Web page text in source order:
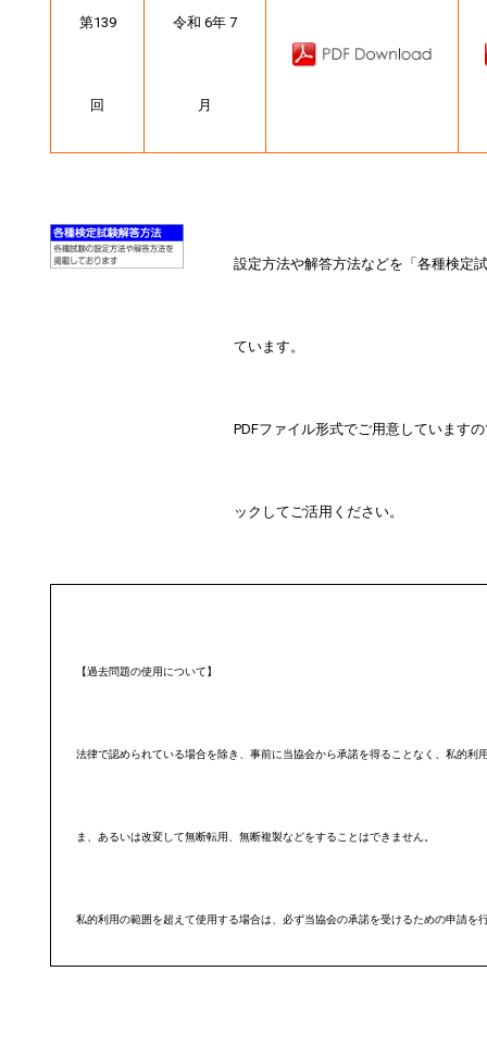
第139
回
令和 6年 7
月
設定方法や解答方法などを「各種検定
ています。
PDFファイル形式でご用意しています
ックしてご活用ください。
【過去問題の使用について】
法律で認められている場合を除き、事前に当協会から承諾を得ることなく、私的利
ま、あるいは改変して無断転用、無断複製などをすることはできません。
私的利用の範囲を超えて使用する場合は、必ず当協会の承諾を受けるための申請を